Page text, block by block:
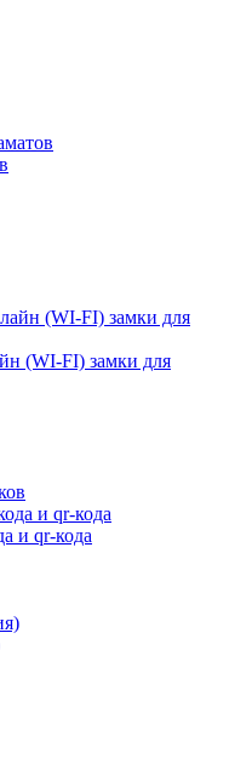
(WI-FI) замки для
и qr-кода